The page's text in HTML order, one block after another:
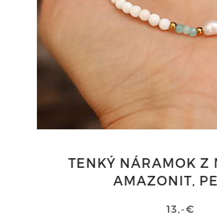
TENKÝ NÁRAMOK Z
AMAZONIT,
13,-€